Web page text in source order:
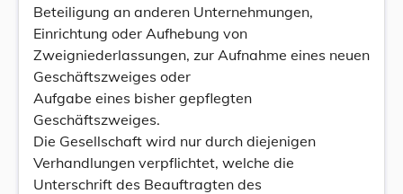
Beteiligung an anderen Unternehmungen,
Einrichtung oder Aufhebung von
Zweigniederlassungen, zur Aufnahme eines neuen
Geschäftszweiges oder
Aufgabe eines bisher gepflegten
Geschäftszweiges.
Die Gesellschaft wird nur durch diejenigen
Verhandlungen verpflichtet, welche die
Unterschrift des Beauftragten des